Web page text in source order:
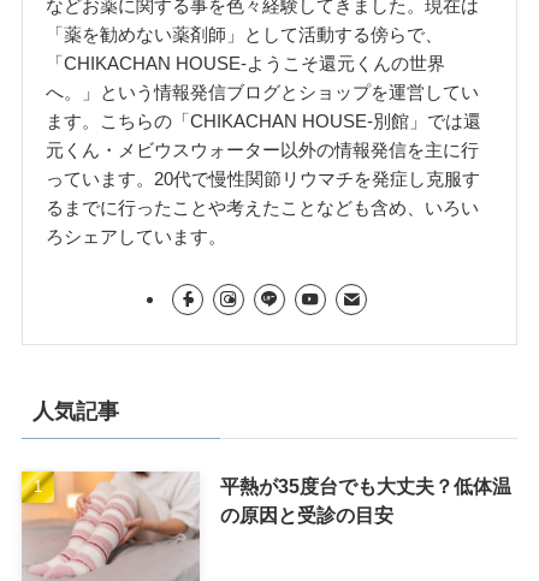
などお薬に関する事を色々経験してきました。現在は
「薬を勧めない薬剤師」として活動する傍らで、
「CHIKACHAN HOUSE-ようこそ還元くんの世界
へ。」という情報発信ブログとショップを運営してい
ます。こちらの「CHIKACHAN HOUSE-別館」では還
元くん・メビウスウォーター以外の情報発信を主に行
っています。20代で慢性関節リウマチを発症し克服す
るまでに行ったことや考えたことなども含め、いろい
ろシェアしています。
人気記事
平熱が35度台でも大丈夫？低体温
の原因と受診の目安